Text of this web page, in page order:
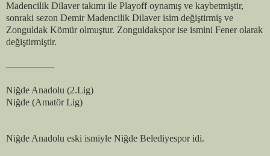
Madencilik Dilaver takımı ile Playoff oynamış ve kaybetmiştir,
sonraki sezon Demir Madencilik Dilaver isim değiştirmiş ve
Zonguldak Kömür olmuştur. Zonguldakspor ise ismini Fener olarak
değiştirmiştir.
—————
Niğde Anadolu (2.Lig)
Niğde (Amatör Lig)
Niğde Anadolu eski ismiyle Niğde Belediyespor idi.